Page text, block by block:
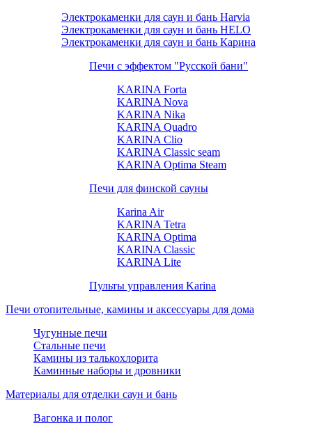
Электрокаменки для саун и бань Harvia
Электрокаменки для саун и бань HELO
Электрокаменки для саун и бань Карина
Печи с эффектом "Русской бани"
KARINA Forta
KARINA Nova
KARINA Nika
KARINA Quadro
KARINA Clio
KARINA Classic seam
KARINA Optima Steam
Печи для финской сауны
Karina Air
KARINA Tetra
KARINA Optima
KARINA Classic
KARINA Lite
Пульты управления Karina
Печи отопительные, камины и аксессуары для дома
Чугунные печи
Стальные печи
Камины из талькохлорита
Каминные наборы и дровники
Материалы для отделки саун и бань
Вагонка и полог